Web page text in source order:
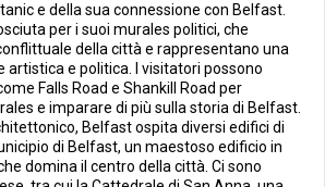
e della sua connessione con Belfast.
per i suoi murales politici, che
della città e rappresentano una
artistica e politica. I visitatori possono
Falls Road e Shankill Road per
e imparare di più sulla storia di Belfast.
Belfast ospita diversi edifici di
di Belfast, un maestoso edificio in
domina il centro della città. Ci sono